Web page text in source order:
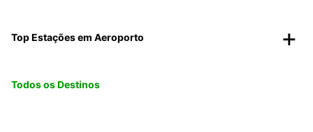
Top Estações em Aeroporto
Todos os Destinos